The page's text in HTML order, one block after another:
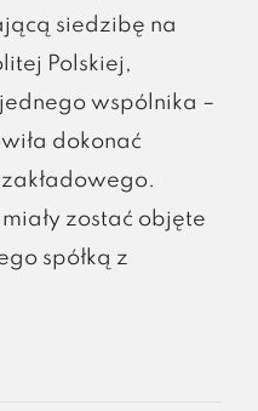
siedzibę na
Polskiej,
wspólnika –
dokonać
zostać objęte
spółką z